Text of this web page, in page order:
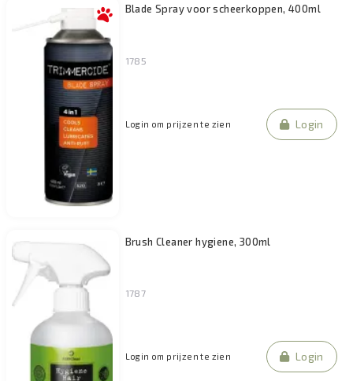
Blade Spray voor scheerkoppen, 400ml
1785
Login om prijzen te zien Login
Brush Cleaner hygiene, 300ml
1787
Login om prijzen te zien Login